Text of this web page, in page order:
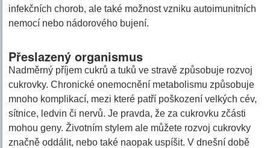
infekčních chorob, ale také možnost vzniku autoimunitních
nemocí nebo nádorového bujení.
Přeslazený organismus
Nadměrný příjem cukrů a tuků ve stravě způsobuje rozvoj
cukrovky. Chronické onemocnění metabolismu způsobuje
mnoho komplikací, mezi které patří poškození velkých cév,
sítnice, ledvin či nervů. Je pravda, že za cukrovku zčásti
mohou geny. Životním stylem ale můžete rozvoj cukrovky
značně oddálit, nebo také naopak uspíšit. V dnešní době